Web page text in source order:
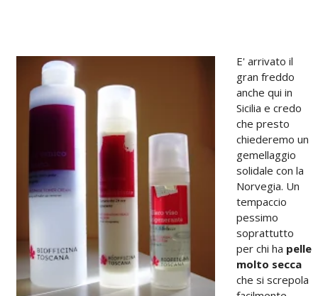
E' arrivato il
gran freddo
anche qui in
Sicilia e credo
che presto
chiederemo un
gemellaggio
solidale con la
Norvegia. Un
tempaccio
pessimo
soprattutto
per chi ha pelle
molto secca
che si screpola